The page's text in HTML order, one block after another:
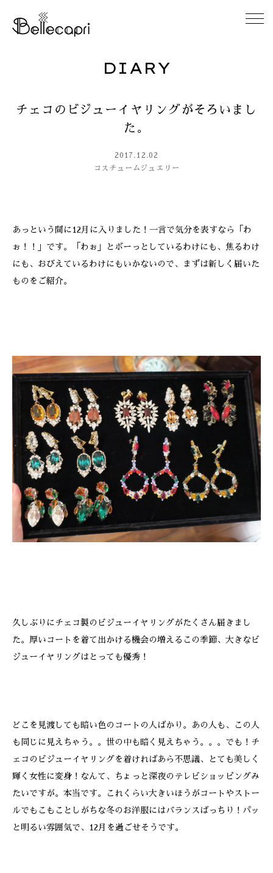
ACCESS
CONTACT
DIARY
チェコのビジューイヤリングがそろいまし
た。
2017.12.02
コスチュームジュエリー
あっという間に12月に入りました！一言で気分を表すなら「わ
ぉ！！」です。「わぉ」とボーっとしているわけにも、焦るわけ
にも、おびえているわけにもいかないので、まずは新しく届いた
ものをご紹介。
久しぶりにチェコ製のビジューイヤリングがたくさん届きまし
た。厚いコートを着て出かける機会の増えるこの季節、大きなビ
ジューイヤリングはとっても優秀！
どこを見渡しても暗い色のコートの人ばかり。あの人も、この人
も同じに見えちゃう。。世の中も暗く見えちゃう。。。でも！チ
ェコのビジューイヤリングを着ければあら不思議、とても美しく
輝く女性に変身！なんて、ちょっと深夜のテレビショッピングみ
たいですが。本当です。これくらい大きいほうがコートやストー
ルでもこもことしがちな冬のお洋服にはバランスばっちり！パッ
と明るい雰囲気で、12月を過ごせそうです。